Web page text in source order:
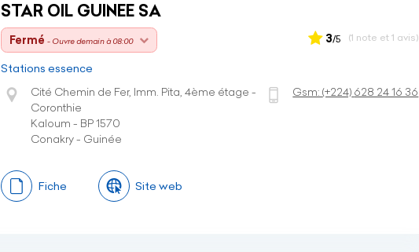
STAR OIL GUINEE SA
Fermé - Ouvre demain à 08:00
Stations essence
3/5 (1 note et 1 avis)
Cité Chemin de Fer, Imm. Pita, 4ème étage -
Coronthie
Kaloum - BP 1570
Conakry - Guinée
Gsm:(+224) 628 24 16 36
Fiche Site web